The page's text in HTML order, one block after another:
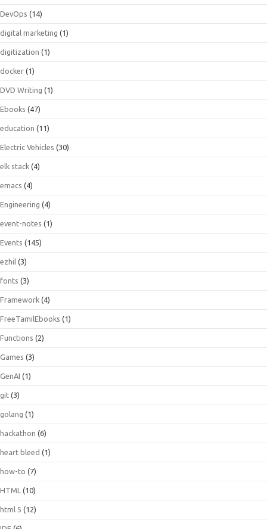
DevOps (14)
digital marketing (1)
digitization (1)
docker (1)
DVD Writing (1)
Ebooks (47)
education (11)
Electric Vehicles (30)
elk stack (4)
emacs (4)
Engineering (4)
event-notes (1)
Events (145)
ezhil (3)
fonts (3)
Framework (4)
FreeTamilEbooks (1)
Functions (2)
Games (3)
GenAI (1)
git (3)
golang (1)
hackathon (6)
heart bleed (1)
how-to (7)
HTML (10)
html 5 (12)